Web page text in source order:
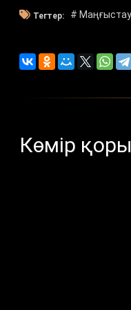
Тегтер: #
Көмір қоры